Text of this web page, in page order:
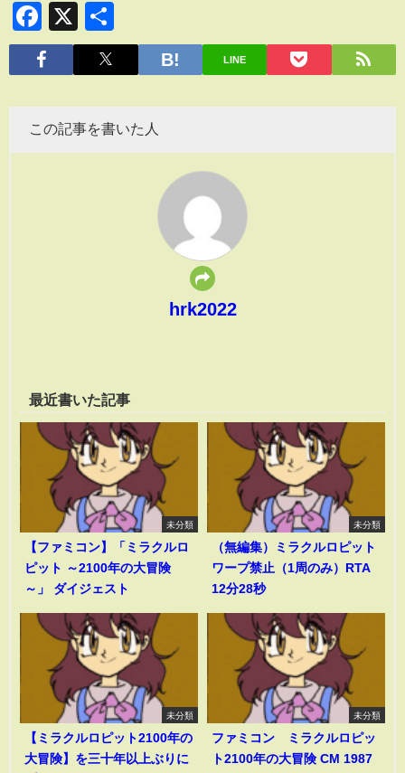
Facebook
X
有
LINE
この記事を書いた人
hrk2022
最近書いた記事
未分類
【ファミコン】「ミラクルロ
ピット ～2100年の大冒険
～」 ダイジェスト
未分類
（無編集）ミラクルロピット
ワープ禁止（1周のみ）RTA
12分28秒
未分類
【ミラクルロピット2100年の
大冒険】を三十年以上ぶりに
未分類
ファミコン ミラクルロピッ
ト2100年の大冒険 CM 1987